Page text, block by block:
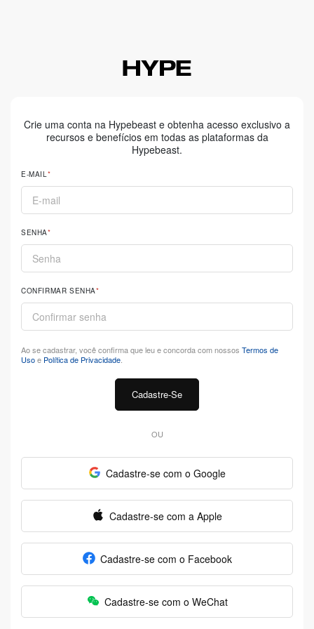
Crie uma conta na Hypebeast e obtenha acesso exclusivo a
recursos e benefícios em todas as plataformas da
Hypebeast.
E-MAIL
SENHA
CONFIRMAR SENHA
Ao se cadastrar, você confirma que leu e concorda com nossos Termos de
Usoe Política de Privacidade
Cadastre-Se
OU
Cadastre-se com o Google
Cadastre-se com a Apple
Cadastre-se com o Facebook
Cadastre-se com o WeChat